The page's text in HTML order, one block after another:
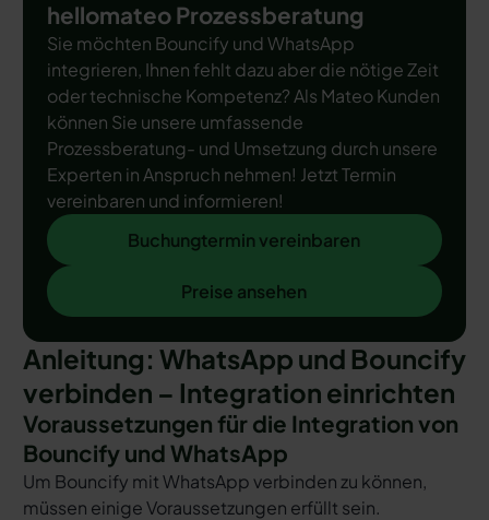
hellomateo Prozessberatung
Sie möchten Bouncify und WhatsApp
integrieren, Ihnen fehlt dazu aber die nötige Zeit
oder technische Kompetenz? Als Mateo Kunden
können Sie unsere umfassende
Prozessberatung- und Umsetzung durch unsere
Experten in Anspruch nehmen! Jetzt Termin
vereinbaren und informieren!
Buchungtermin vereinbaren
Buchungtermin vereinbaren
Preise ansehen
Preise ansehen
Anleitung: WhatsApp und Bouncify
verbinden – Integration einrichten
Voraussetzungen für die Integration von
Bouncify und WhatsApp
Um Bouncify mit WhatsApp verbinden zu können,
müssen einige Voraussetzungen erfüllt sein.